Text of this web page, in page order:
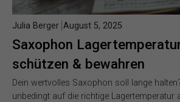
Saxophon
schützen & bewahren
Julia Berger August 5, 2025
Dein wertvolles Saxophon soll lange
unbedingt auf die richtige Lagertemperatur